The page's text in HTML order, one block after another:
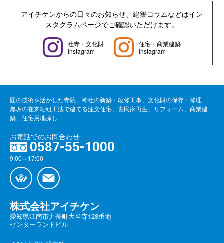
アイチケンからの日々のお知らせ、建築コラムなどはイン
スタグラムページでご確認いただけます。
社寺・文化財
Instagram
住宅・商業建築
Instagram
匠の技術を活かした寺院、神社の新築・改修工事、文化財の保存・修理
無垢の在来軸組工法で建てる注文住宅、古民家再生、リフォーム、商業建
築、住宅用地探し
株式会社アイチケン
愛知県江南市力長町大当寺128番地
センターランドビル
お電話でのお問合わせ
0587-55-1000
9:00～17:00